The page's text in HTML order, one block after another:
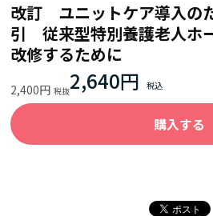
改訂 ユニットケア導入の
引 従来型特別養護老人ホ
改修するために
2,400円 2,640円
購入する